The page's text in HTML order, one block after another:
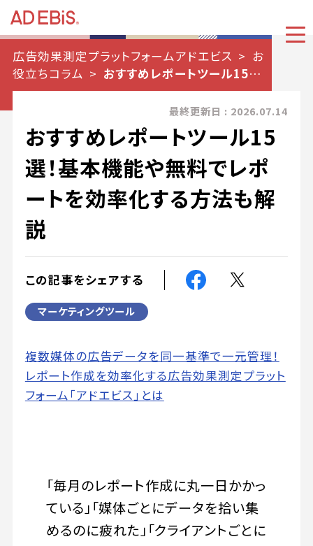
広告効果測定プラットフォームアドエビス
お
役立ちコラム
おすすめレポートツール15選！
基本機能や無料でレポートを効率化する方法も
解説
最終更新日 : 2026.07.14
おすすめレポートツール15
選！基本機能や無料でレポ
ートを効率化する方法も解
説
この記事をシェアする
マーケティングツール
複数媒体の広告データを同一基準で一元管理！
レポート作成を効率化する広告効果測定プラット
フォーム「アドエビス」とは
「毎月のレポート作成に丸一日かかっ
ている」「媒体ごとにデータを拾い集
めるのに疲れた」「クライアントごとに